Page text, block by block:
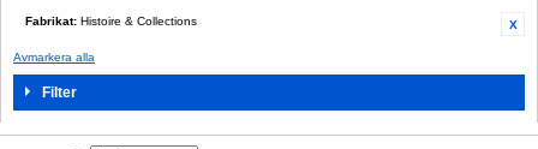
Fabrikat: Histoire & Collections
Avmarkera alla
Filter